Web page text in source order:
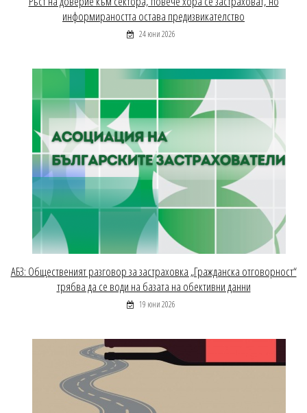
информираността остава предизвикателство
24 юни 2026
АБЗ: Общественият разговор за застраховка „Гражданска отговорност“
трябва да се води на базата на обективни данни
19 юни 2026